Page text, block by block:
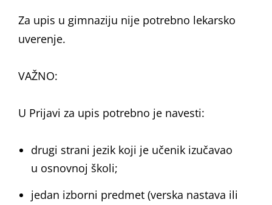
Za upis u gimnaziju nije potrebno lekarsko
uverenje.
VAŽNO:
U Prijavi za upis potrebno je navesti:
drugi strani jezik koji je učenik izučavao
u osnovnoj školi;
jedan izborni predmet (verska nastava ili